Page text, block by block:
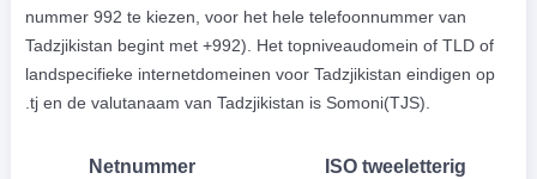
nummer 992 te kiezen, voor het hele telefoonnummer van
Tadzjikistan begint met +992). Het topniveaudomein of TLD of
landspecifieke internetdomeinen voor Tadzjikistan eindigen op
.tj en de valutanaam van Tadzjikistan is Somoni(TJS).
Netnummer ISO tweeletterig